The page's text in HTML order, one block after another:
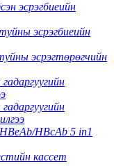
эсрэгбиеийн
эсрэгбиеийн
эсрэгтөрөгчийн
HBcAb 5 in1
кассет